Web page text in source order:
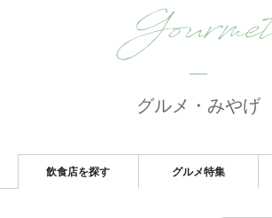
Gourmet
グルメ・みやげ
飲食店を探す グルメ特集